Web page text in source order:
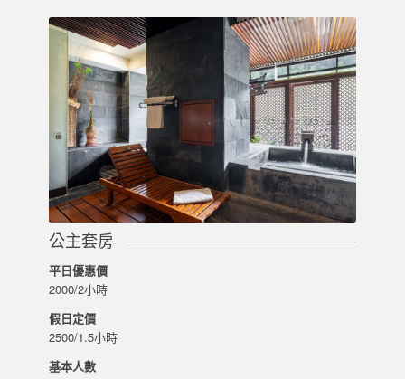
公主套房
平日優惠價
2000/2小時
假日定價
2500/1.5小時
基本人數